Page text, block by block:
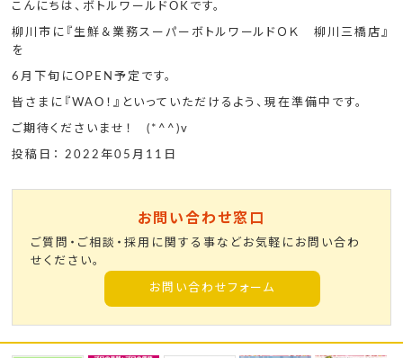
こんにちは、ボトルワールドOKです。
柳川市に『生鮮＆業務スーパーボトルワールドＯＫ 柳川三橋店』
を
6月下旬にOPEN予定です。
皆さまに『WAO！』といっていただけるよう、現在準備中です。
ご期待くださいませ！ (*^^)v
投稿日： 2022年05月11日
お問い合わせ窓口
ご質問・ご相談・採用に関する事などお気軽にお問い合わ
せください。
お問い合わせフォーム